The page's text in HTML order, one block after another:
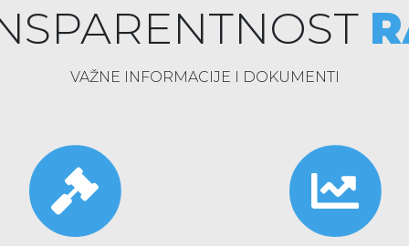
VAŽNE INFORMACIJE I DOKUMENTI